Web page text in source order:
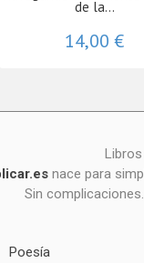
de la...
14,00 €
nace para
Sin
Poesía